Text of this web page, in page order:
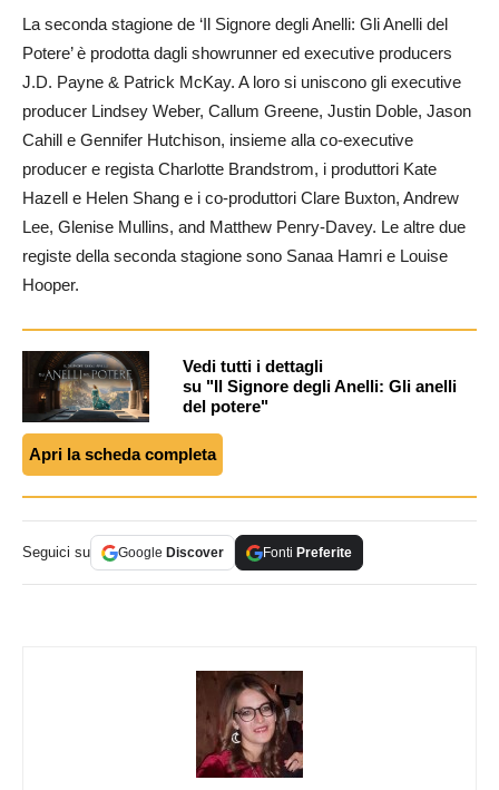
La seconda stagione de ‘Il Signore degli Anelli: Gli Anelli del
Potere’ è prodotta dagli showrunner ed executive producers
J.D. Payne & Patrick McKay. A loro si uniscono gli executive
producer Lindsey Weber, Callum Greene, Justin Doble, Jason
Cahill e Gennifer Hutchison, insieme alla co-executive
producer e regista Charlotte Brandstrom, i produttori Kate
Hazell e Helen Shang e i co-produttori Clare Buxton, Andrew
Lee, Glenise Mullins, and Matthew Penry-Davey. Le altre due
registe della seconda stagione sono Sanaa Hamri e Louise
Hooper.
Vedi tutti i dettagli
su "Il Signore degli Anelli: Gli anelli
del potere"
Apri la scheda completa
Seguici su Google Discover Fonti Preferite